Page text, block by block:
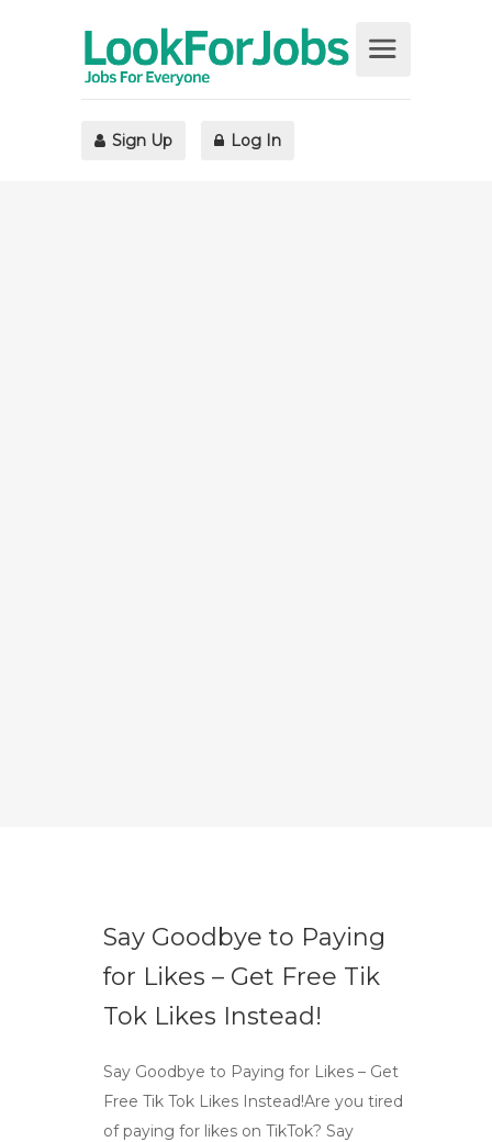
Sign Up Log In
Say Goodbye to Paying
for Likes – Get Free Tik
Tok Likes Instead!
Say Goodbye to Paying for Likes – Get
Free Tik Tok Likes Instead!Are you tired
of paying for likes on TikTok? Say